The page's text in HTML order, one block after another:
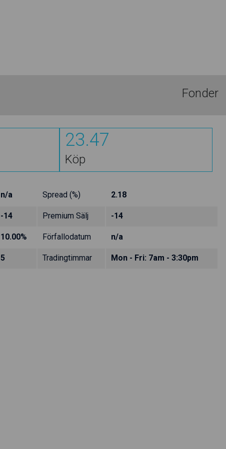
Fonder
23.47
Köp
n/a Spread (%) 2.18
-14 Premium Sälj -14
10.00% Förfallodatum n/a
5 Tradingtimmar Mon - Fri: 7am - 3:30pm